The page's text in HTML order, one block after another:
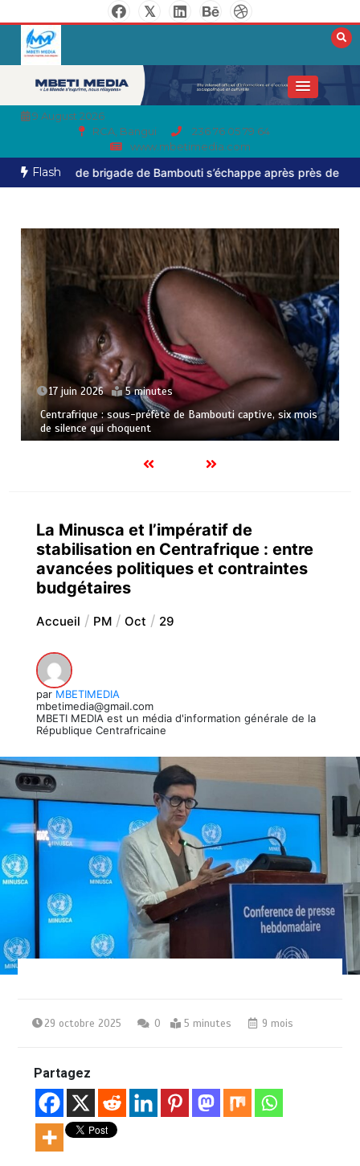
9 August 2026
RCA, Bangui
236 76 05 79 64
www.mbetimedia.com
Flash
brigade de Bambouti s’échappe après près de huit mois de
17 juin 2026 5 minutes
Centrafrique : sous-préfète de Bambouti captive, six mois
de silence qui choquent
La Minusca et l’impératif de
stabilisation en Centrafrique : entre
avancées politiques et contraintes
budgétaires
Accueil PM Oct 29
par MBETIMEDIA
mbetimedia@gmail.com
MBETI MEDIA est un média d'information générale de la
République Centrafricaine
29 octobre 2025 0 5 minutes 9 mois
Partagez